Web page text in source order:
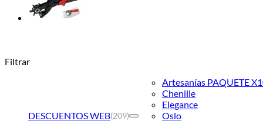
Filtrar
DESCUENTOS WEB(209)
Artesanías PAQUETE
Chenille
Elegance
Oslo